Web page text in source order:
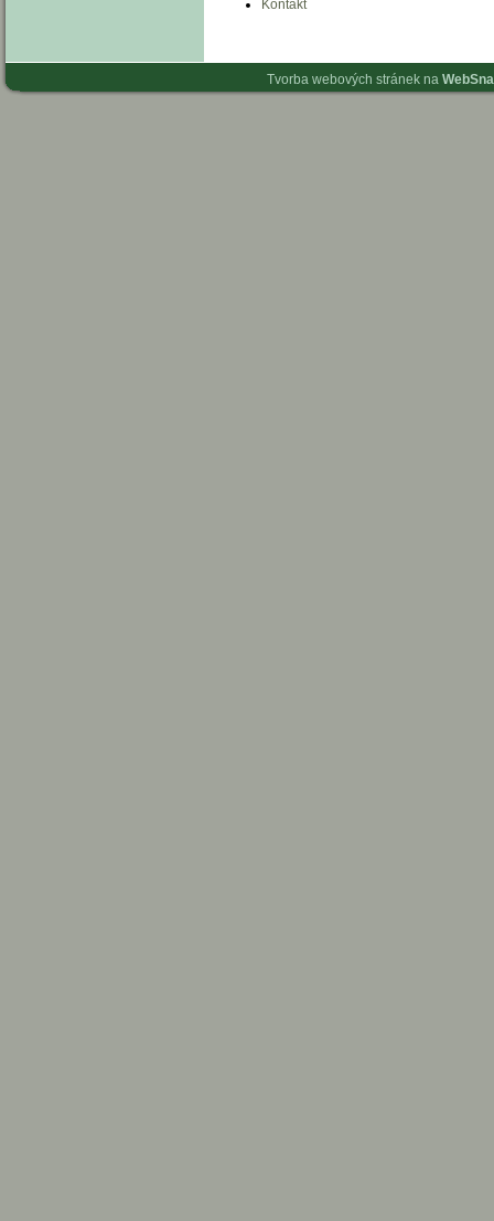
Kontakt
Tvorba webových stránek na